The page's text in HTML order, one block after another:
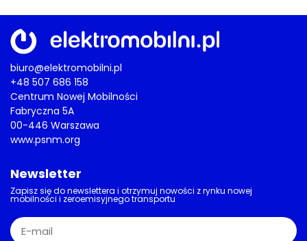
biuro@elektromobilni.pl
+48 507 686 158
Centrum Nowej Mobilności
Fabryczna 5A
00-446 Warszawa
www.psnm.org
Newsletter
Zapisz się do newslettera i otrzymuj nowości z rynku nowej
mobilności i zeroemisyjnego transportu